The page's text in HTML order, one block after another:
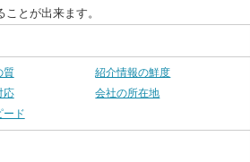
とが出来ます。
質
紹介情報の鮮度
応
会社の所在地
ード